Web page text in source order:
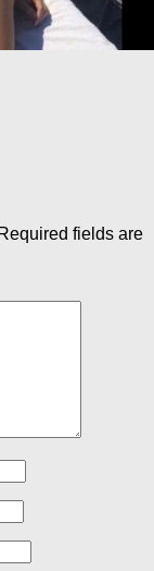
Required fields are